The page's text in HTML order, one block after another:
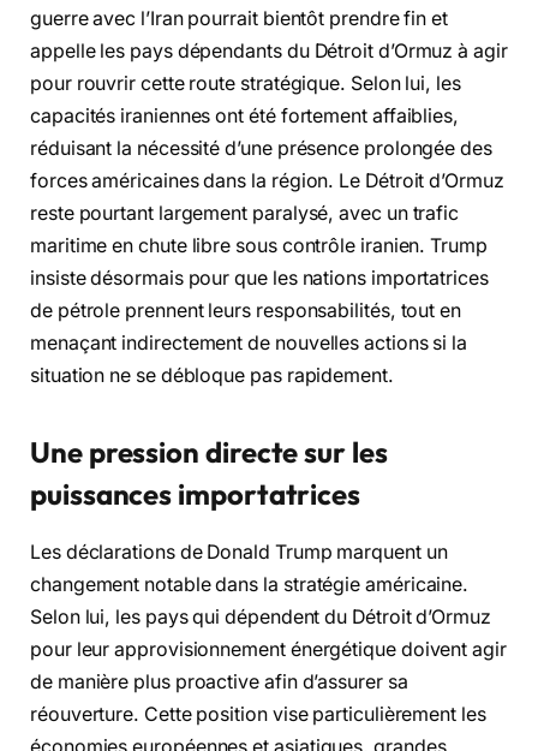
guerre avec l’Iran pourrait bientôt prendre fin et
appelle les pays dépendants du Détroit d’Ormuz à agir
pour rouvrir cette route stratégique. Selon lui, les
capacités iraniennes ont été fortement affaiblies,
réduisant la nécessité d’une présence prolongée des
forces américaines dans la région. Le Détroit d’Ormuz
reste pourtant largement paralysé, avec un trafic
maritime en chute libre sous contrôle iranien. Trump
insiste désormais pour que les nations importatrices
de pétrole prennent leurs responsabilités, tout en
menaçant indirectement de nouvelles actions si la
situation ne se débloque pas rapidement.
Une pression directe sur les
puissances importatrices
Les déclarations de Donald Trump marquent un
changement notable dans la stratégie américaine.
Selon lui, les pays qui dépendent du Détroit d’Ormuz
pour leur approvisionnement énergétique doivent agir
de manière plus proactive afin d’assurer sa
réouverture. Cette position vise particulièrement les